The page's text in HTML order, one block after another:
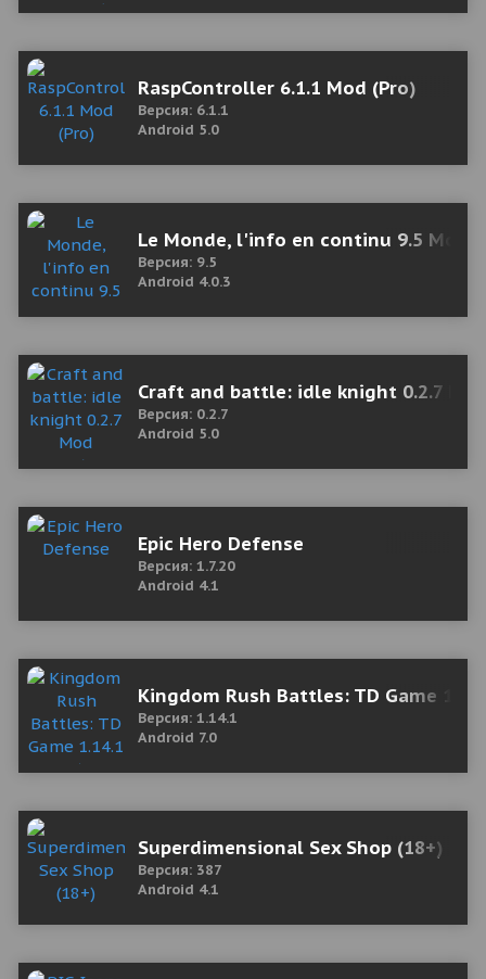
RaspController 6.1.1 Mod (Pro)
Версия: 6.1.1
Android 5.0
Le Monde, l'info en continu 9.5 Mod
Версия: 9.5
Android 4.0.3
Craft and battle: idle knight 0.2.7
Версия: 0.2.7
Android 5.0
Epic Hero Defense
Версия: 1.7.20
Android 4.1
Kingdom Rush Battles: TD Game
Версия: 1.14.1
Android 7.0
Superdimensional Sex Shop (18+)
Версия: 387
Android 4.1